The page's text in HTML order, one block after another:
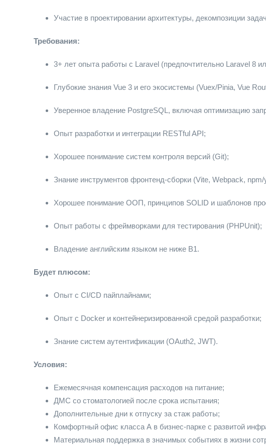
Участие в проектировании архитектуры, декомпозиции
Требования:
3+ лет опыта работы с Laravel (предпочтительно Laravel 8
Глубокие знания Vue 3 и его экосистемы (Vuex/Pinia, Vue
Уверенное владение PostgreSQL, включая оптимизацию
Опыт разработки и интеграции RESTful API;
Хорошее понимание систем контроля версий (Git);
Знание инструментов фронтенд-сборки (Vite, Webpack, npm/
Хорошее понимание ООП, принципов SOLID и шаблонов
Опыт работы с фреймворками для тестирования (PHPUnit);
Владение английским языком не ниже В1.
Будет плюсом:
Опыт с CI/CD пайплайнами;
Опыт с Docker и контейнеризированной средой разработки;
Знание систем аутентификации (OAuth2, JWT).
Условия:
Ежемесячная компенсация расходов на питание;
ДМС со стоматологией после срока испытания;
Дополнительные дни к отпуску за стаж работы;
Комфортный офис класса А в бизнес-парке с развитой
Материальная поддержка в значимых событиях в жизни